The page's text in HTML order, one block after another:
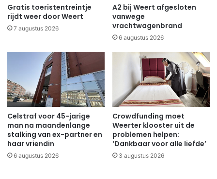
Gratis toeristentreintje
rijdt weer door Weert
7 augustus 2026
A2 bij Weert afgesloten
vanwege
vrachtwagenbrand
6 augustus 2026
Celstraf voor 45-jarige
man na maandenlange
stalking van ex-partner en
haar vriendin
6 augustus 2026
Crowdfunding moet
Weerter klooster uit de
problemen helpen:
‘Dankbaar voor alle liefde’
3 augustus 2026